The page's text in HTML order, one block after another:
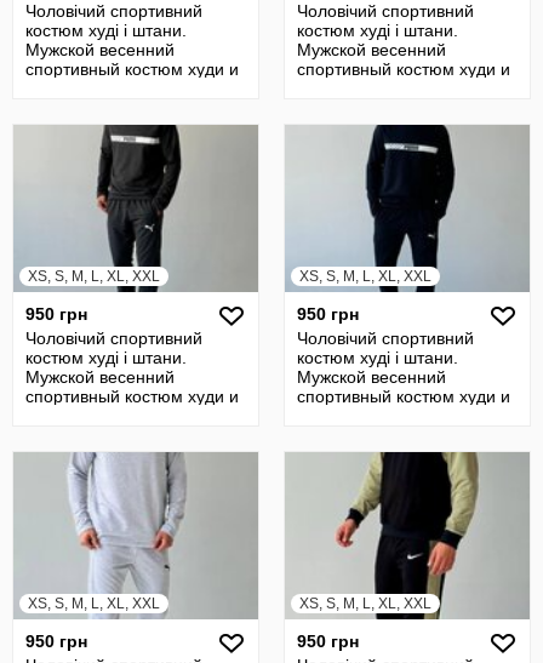
Чоловічий спортивний
костюм худі і штани.
Мужской весенний
спортивный костюм худи и
Чоловічий спортивний
костюм худі і штани.
Мужской весенний
спортивный костюм худи и
XS, S, M, L, XL, XXL
950 грн
Чоловічий спортивний
костюм худі і штани.
Мужской весенний
спортивный костюм худи и
XS, S, M, L, XL, XXL
950 грн
Чоловічий спортивний
костюм худі і штани.
Мужской весенний
спортивный костюм худи и
XS, S, M, L, XL, XXL
950 грн
XS, S, M, L, XL, XXL
950 грн